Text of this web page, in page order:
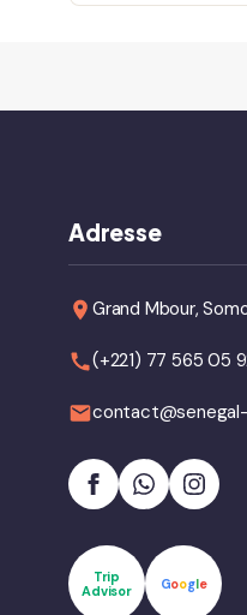
Adresse
Grand Mbour,
(+221) 77 565 05
Trip
Advisor
Google